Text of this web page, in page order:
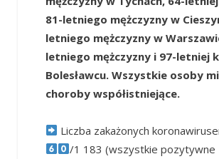
81-letniego mężczyzny w
letniego mężczyzny w
letniego mężczyzny i 97-letniej
Bolesławcu. Wszystkie osoby
choroby współistniejące.
Liczba zakażonych
/1 183 (wszystkie pozytywne